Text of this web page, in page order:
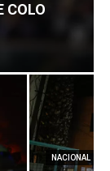
COLO
NACIONAL